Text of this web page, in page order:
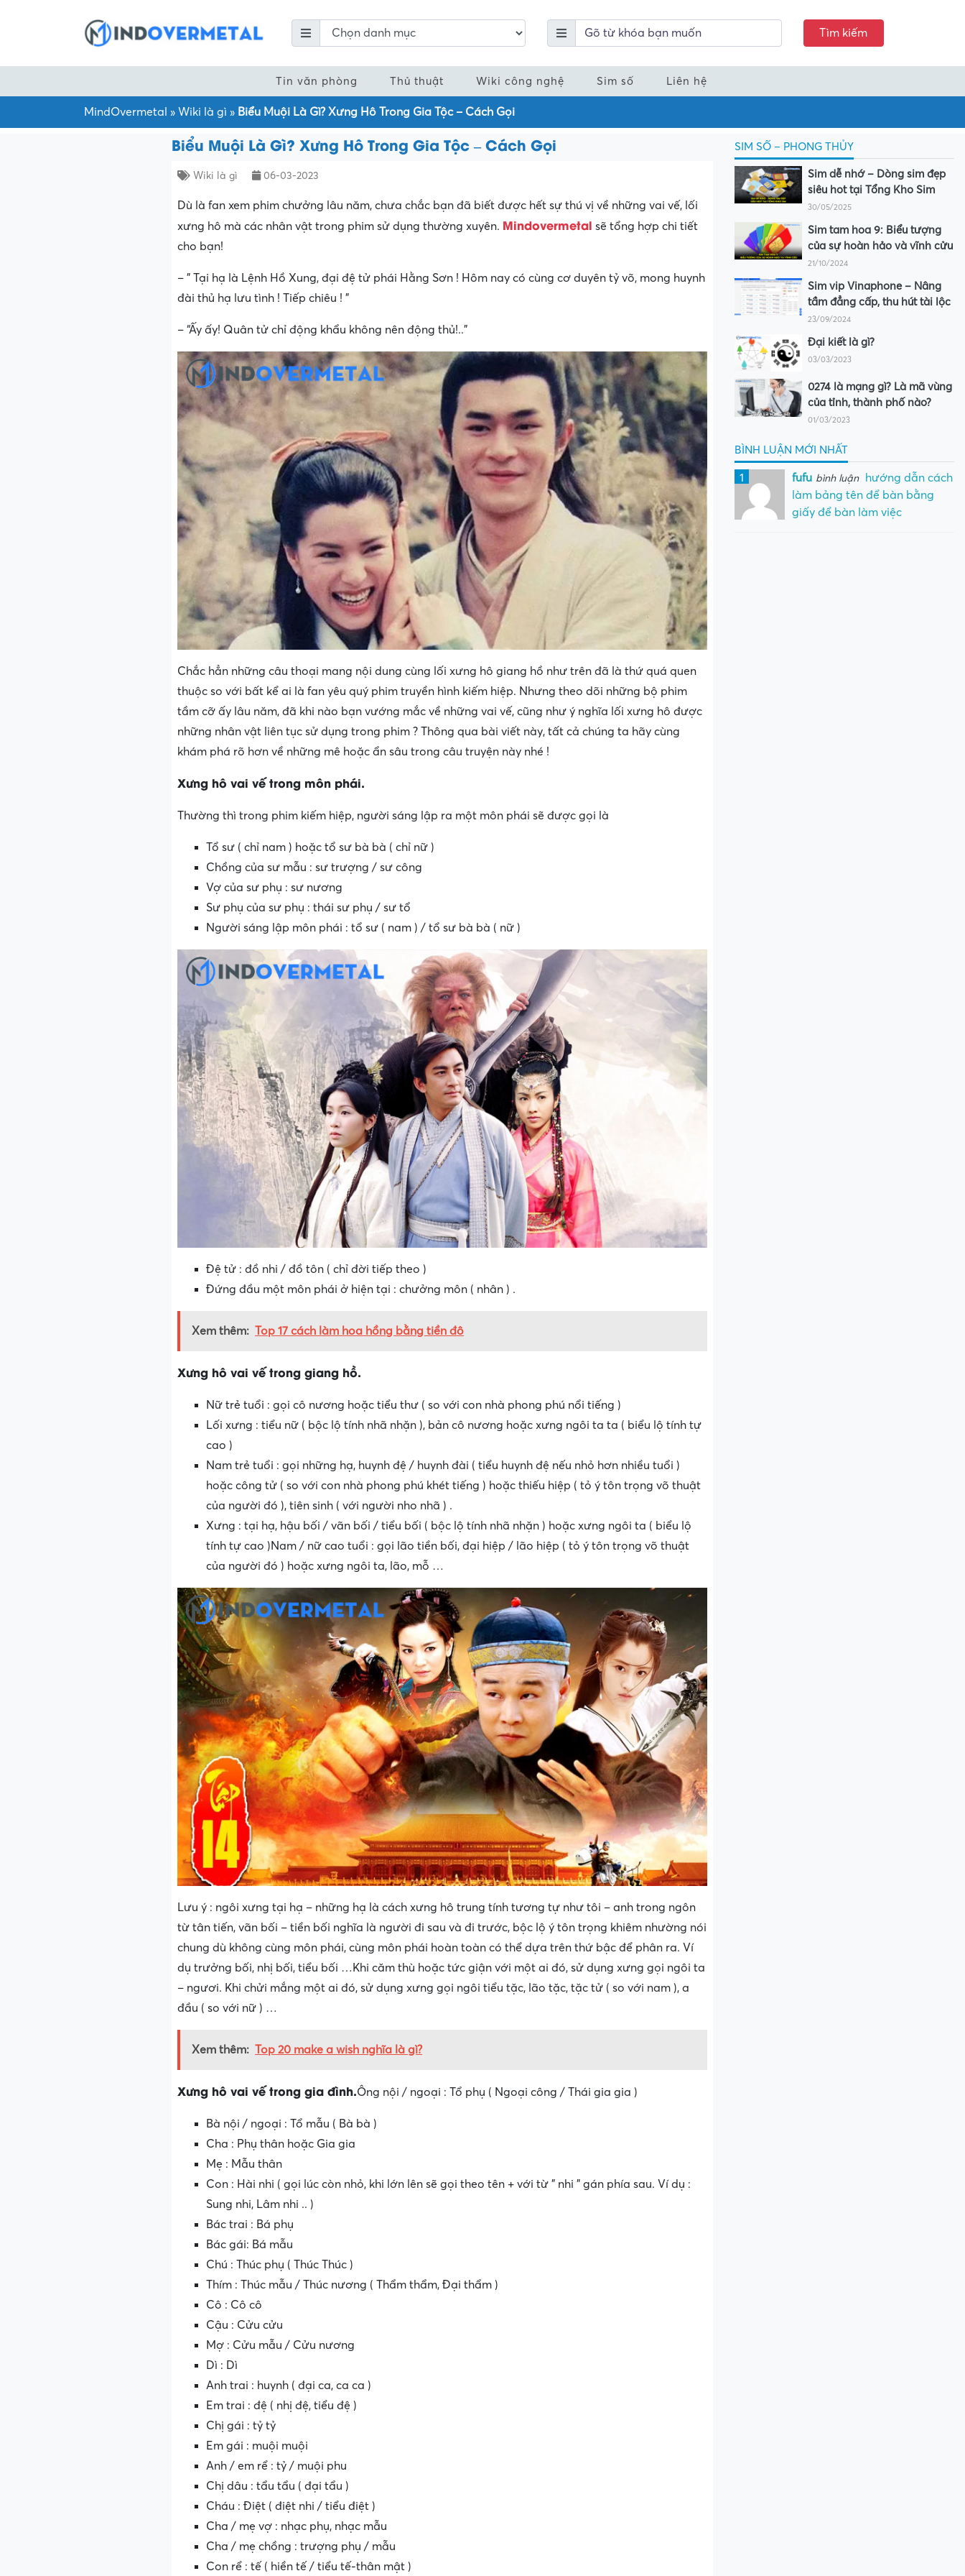
Tìm kiếm
Tin văn phòng Thủ thuật Wiki công nghệ Sim số Liên hệ
MindOvermetal » Wiki là gì » Biểu Muội Là Gì? Xưng Hô Trong Gia Tộc – Cách Gọi
Biểu Muội Là Gì? Xưng Hô Trong Gia Tộc – Cách Gọi
Wiki là gì 06-03-2023
Dù là fan xem phim chưởng lâu năm, chưa chắc bạn đã biết được hết sự thú vị về những vai vế, lối
xưng hô mà các nhân vật trong phim sử dụng thường xuyên. Mindovermetal sẽ tổng hợp chi tiết
cho bạn!
– ” Tại hạ là Lệnh Hồ Xung, đại đệ tử phái Hằng Sơn ! Hôm nay có cùng cơ duyên tỷ võ, mong huynh
đài thủ hạ lưu tình ! Tiếp chiêu ! ”
– “Ấy ấy! Quân tử chỉ động khẩu không nên động thủ!..”
Chắc hẳn những câu thoại mang nội dung cùng lối xưng hô giang hồ như trên đã là thứ quá quen
thuộc so với bất kể ai là fan yêu quý phim truyền hình kiếm hiệp. Nhưng theo dõi những bộ phim
tầm cỡ ấy lâu năm, đã khi nào bạn vướng mắc về những vai vế, cũng như ý nghĩa lối xưng hô được
những nhân vật liên tục sử dụng trong phim ? Thông qua bài viết này, tất cả chúng ta hãy cùng
khám phá rõ hơn về những mê hoặc ẩn sâu trong câu truyện này nhé !
Xưng hô vai vế trong môn phái.
Thường thì trong phim kiếm hiệp, người sáng lập ra một môn phái sẽ được gọi là
Tổ sư ( chỉ nam ) hoặc tổ sư bà bà ( chỉ nữ )
Chồng của sư mẫu : sư trượng / sư công
Vợ của sư phụ : sư nương
Sư phụ của sư phụ : thái sư phụ / sư tổ
Người sáng lập môn phái : tổ sư ( nam ) / tổ sư bà bà ( nữ )
Đệ tử : đồ nhi / đồ tôn ( chỉ đời tiếp theo )
Đứng đầu một môn phái ở hiện tại : chưởng môn ( nhân ) .
Xem thêm: Top 17 cách làm hoa hồng bằng tiền đô
Xưng hô vai vế trong giang hồ.
Nữ trẻ tuổi : gọi cô nương hoặc tiểu thư ( so với con nhà phong phú nổi tiếng )
Lối xưng : tiểu nữ ( bộc lộ tính nhã nhặn ), bản cô nương hoặc xưng ngôi ta ta ( biểu lộ tính tự
cao )
Nam trẻ tuổi : gọi những hạ, huynh đệ / huynh đài ( tiểu huynh đệ nếu nhỏ hơn nhiều tuổi )
hoặc công tử ( so với con nhà phong phú khét tiếng ) hoặc thiếu hiệp ( tỏ ý tôn trọng võ thuật
của người đó ), tiên sinh ( với người nho nhã ) .
Xưng : tại hạ, hậu bối / vãn bối / tiểu bối ( bộc lộ tính nhã nhặn ) hoặc xưng ngôi ta ( biểu lộ
tính tự cao )Nam / nữ cao tuổi : gọi lão tiền bối, đại hiệp / lão hiệp ( tỏ ý tôn trọng võ thuật
của người đó ) hoặc xưng ngôi ta, lão, mỗ …
Lưu ý : ngôi xưng tại hạ – những hạ là cách xưng hô trung tính tương tự như tôi – anh trong ngôn
từ tân tiến, vãn bối – tiền bối nghĩa là người đi sau và đi trước, bộc lộ ý tôn trọng khiêm nhường nói
chung dù không cùng môn phái, cùng môn phái hoàn toàn có thể dựa trên thứ bậc để phân ra. Ví
dụ trưởng bối, nhị bối, tiểu bối …Khi căm thù hoặc tức giận với một ai đó, sử dụng xưng gọi ngôi ta
– ngươi. Khi chửi mắng một ai đó, sử dụng xưng gọi ngôi tiểu tặc, lão tặc, tặc tử ( so với nam ), a
đầu ( so với nữ ) …
Xem thêm: Top 20 make a wish nghĩa là gì?
Xưng hô vai vế trong gia đình.Ông nội / ngoại : Tổ phụ ( Ngoại công / Thái gia gia )
Bà nội / ngoại : Tổ mẫu ( Bà bà )
Cha : Phụ thân hoặc Gia gia
Mẹ : Mẫu thân
Con : Hài nhi ( gọi lúc còn nhỏ, khi lớn lên sẽ gọi theo tên + với từ ” nhi ” gán phía sau. Ví dụ :
Sung nhi, Lâm nhi .. )
Bác trai : Bá phụ
Bác gái: Bá mẫu
Chú : Thúc phụ ( Thúc Thúc )
Thím : Thúc mẫu / Thúc nương ( Thẩm thẩm, Đại thẩm )
Cô : Cô cô
Cậu : Cửu cửu
Mợ : Cửu mẫu / Cửu nương
Dì : Dì
Anh trai : huynh ( đại ca, ca ca )
Em trai : đệ ( nhị đệ, tiểu đệ )
Chị gái : tỷ tỷ
Em gái : muội muội
Anh / em rể : tỷ / muội phu
Chị dâu : tẩu tẩu ( đại tẩu )
Cháu : Điệt ( điệt nhi / tiểu điệt )
Cha / mẹ vợ : nhạc phụ, nhạc mẫu
Cha / mẹ chồng : trượng phụ / mẫu
Con rể : tế ( hiền tế / tiểu tế-thân mật )
SIM SỐ – PHONG THỦY
Sim dễ nhớ – Dòng sim đẹp
siêu hot tại Tổng Kho Sim
30/05/2025
Sim tam hoa 9: Biểu tượng
của sự hoàn hảo và vĩnh cửu
21/10/2024
Sim vip Vinaphone – Nâng
tầm đẳng cấp, thu hút tài lộc
23/09/2024
Đại kiết là gì?
03/03/2023
0274 là mạng gì? Là mã vùng
của tỉnh, thành phố nào?
01/03/2023
BÌNH LUẬN MỚI NHẤT
1 fufu bình luận
hướng dẫn cách
làm bảng tên để bàn bằng
giấy để bàn làm việc